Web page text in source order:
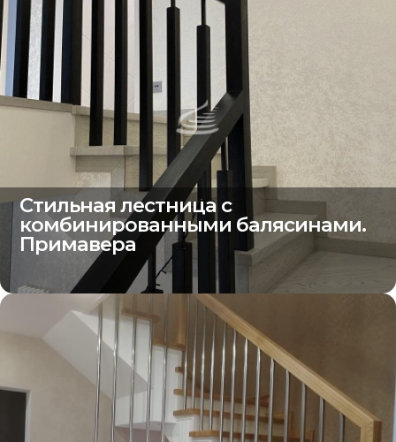
Стильная лестница с
комбинированными балясинами.
Примавера